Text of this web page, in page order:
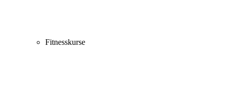
Fitnesskurse